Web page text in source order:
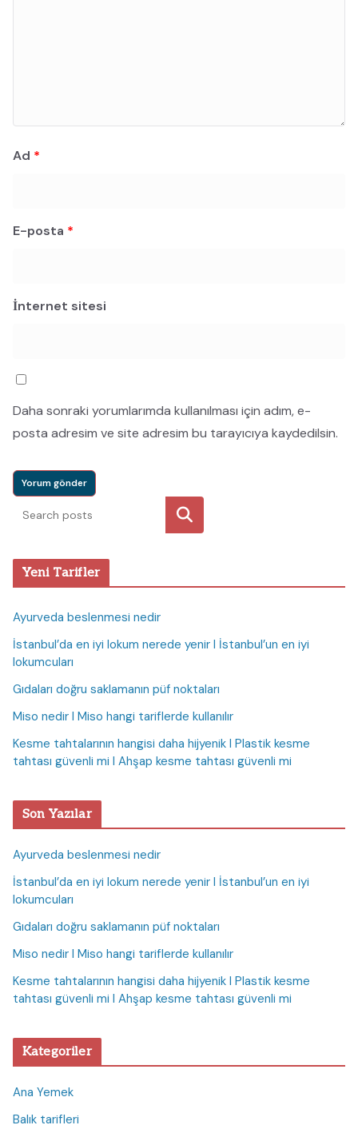
Ad *
E-posta *
İnternet sitesi
Daha sonraki yorumlarımda kullanılması için adım, e-
posta adresim ve site adresim bu tarayıcıya kaydedilsin.
Ara
Yeni Tarifler
Ayurveda beslenmesi nedir
İstanbul’da en iyi lokum nerede yenir I İstanbul’un en iyi
lokumcuları
Gıdaları doğru saklamanın püf noktaları
Miso nedir I Miso hangi tariflerde kullanılır
Kesme tahtalarının hangisi daha hijyenik I Plastik kesme
tahtası güvenli mi I Ahşap kesme tahtası güvenli mi
Son Yazılar
Ayurveda beslenmesi nedir
İstanbul’da en iyi lokum nerede yenir I İstanbul’un en iyi
lokumcuları
Gıdaları doğru saklamanın püf noktaları
Miso nedir I Miso hangi tariflerde kullanılır
Kesme tahtalarının hangisi daha hijyenik I Plastik kesme
tahtası güvenli mi I Ahşap kesme tahtası güvenli mi
Kategoriler
Ana Yemek
Balık tarifleri